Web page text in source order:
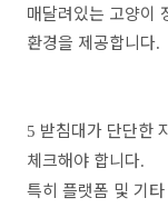
매달려있는 고양이
환경을 제공합니다.
5 받침대가 단단한
체크해야 합니다.
특히 플랫폼 및 기